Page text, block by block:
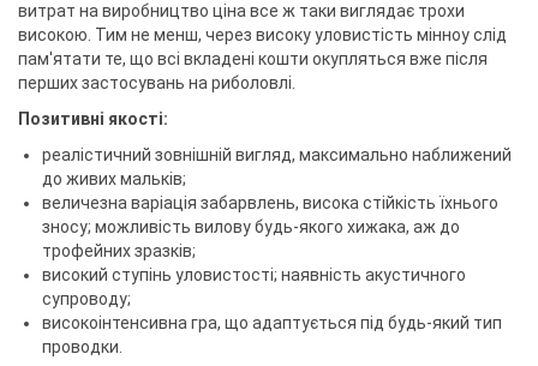
витрат на виробництво ціна все ж таки виглядає трохи
високою. Тим не менш, через високу уловистість мінноу слід
пам'ятати те, що всі вкладені кошти окупляться вже після
перших застосувань на риболовлі.
Позитивні якості:
реалістичний зовнішній вигляд, максимально наближений
до живих мальків;
величезна варіація забарвлень, висока стійкість їхнього
зносу; можливість вилову будь-якого хижака, аж до
трофейних зразків;
високий ступінь уловистості; наявність акустичного
супроводу;
високоінтенсивна гра, що адаптується під будь-який тип
проводки.